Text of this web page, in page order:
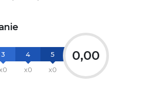
3
4
x0
5
x0
0,00